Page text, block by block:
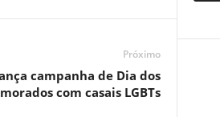
Próximo
campanha de Dia dos
com casais LGBTs